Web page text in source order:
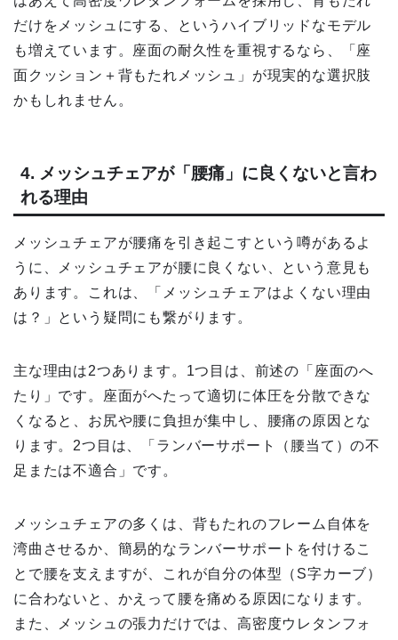
だけをメッシュにする、というハイブリッドなモデル
も増えています。座面の耐久性を重視するなら、「座
面クッション＋背もたれメッシュ」が現実的な選択肢
かもしれません。
4. メッシュチェアが「腰痛」に良くないと言わ
れる理由
メッシュチェアが腰痛を引き起こすという噂があるよ
うに、メッシュチェアが腰に良くない、という意見も
あります。これは、「メッシュチェアはよくない理由
は？」という疑問にも繋がります。
主な理由は2つあります。1つ目は、前述の「座面のへ
たり」です。座面がへたって適切に体圧を分散できな
くなると、お尻や腰に負担が集中し、腰痛の原因とな
ります。2つ目は、「ランバーサポート（腰当て）の不
足または不適合」です。
メッシュチェアの多くは、背もたれのフレーム自体を
湾曲させるか、簡易的なランバーサポートを付けるこ
とで腰を支えますが、これが自分の体型（S字カーブ）
に合わないと、かえって腰を痛める原因になります。
また、メッシュの張力だけでは、高密度ウレタンフォ